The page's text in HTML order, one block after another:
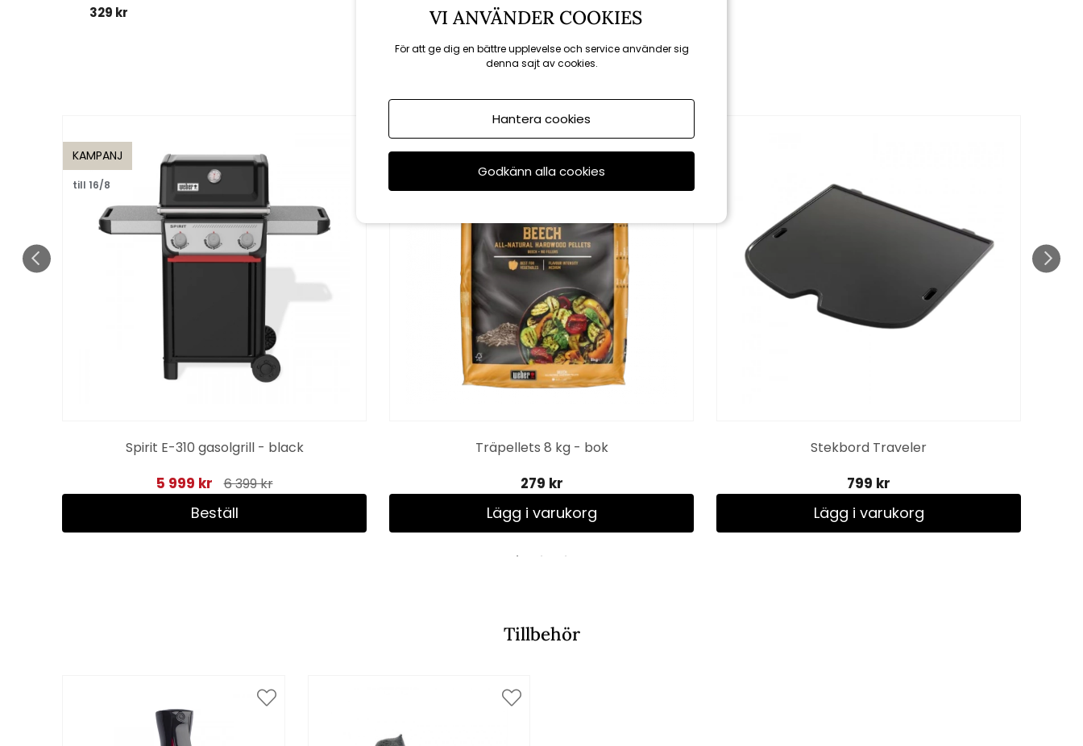
329 kr
Rekommenderade tillbehör
KAMPANJ
till 16/8
Spirit E-310 gasolgrill - black
5 999 kr 6 399 kr
Beställ
Träpellets 8 kg - bok
279 kr
Lägg i varukorg
Stekbord Traveler
799 kr
Lägg i varukorg
Tillbehör
VI ANVÄNDER COOKIES
För att ge dig en bättre upplevelse och service använder sig
denna sajt av cookies.
Hantera cookies
Godkänn alla cookies